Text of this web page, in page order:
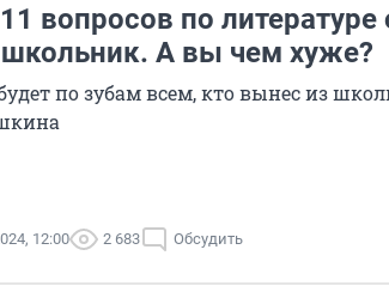
вопросов по литературе
А вы чем хуже?
по зубам всем, кто вынес из
12:00 2 683 Обсудить